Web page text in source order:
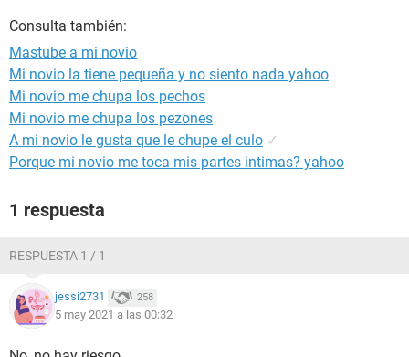
Consulta también:
Mastube a mi novio
Mi novio la tiene pequeña y no siento nada yahoo
Mi novio me chupa los pechos
Mi novio me chupa los pezones
A mi novio le gusta que le chupe el culo ✓
Porque mi novio me toca mis partes intimas? yahoo
1 respuesta
RESPUESTA 1 / 1
jessi2731 258
5 may 2021 a las 00:32